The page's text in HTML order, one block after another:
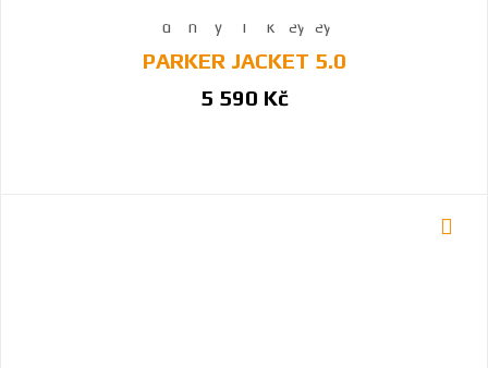
PARKER JACKET 5.0
5 590 Kč